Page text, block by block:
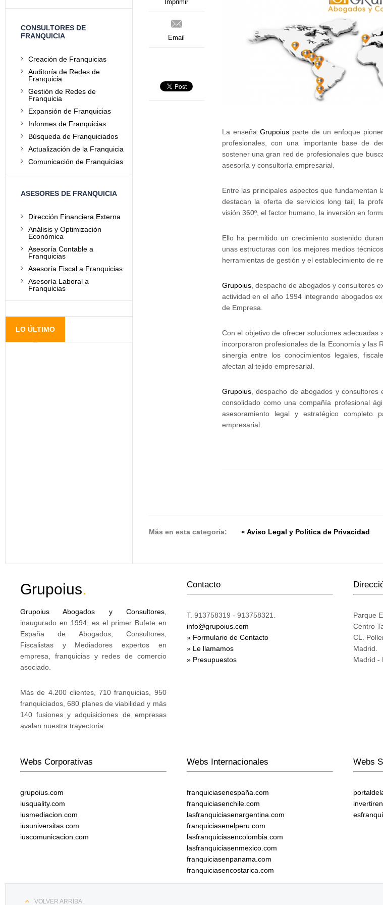
La enseña Grupoiusparte de un enfoque
profesionales, con una importante base de
sostener una gran red de profesionales que
asesoría y consultoría empresarial.
Entre las principales aspectos que fundamentan
destacan la oferta de servicios long tail, la
visión 360º, el factor humano, la inversión en
Ello ha permitido un crecimiento sostenido
unas estructuras con los mejores medios
herramientas de gestión y el establecimiento de
Grupoius, despacho de abogados y consultores
actividad en el año 1994 integrando abogados
de Empresa.
Con el objetivo de ofrecer soluciones
incorporaron profesionales de la Economía y las
sinergia entre los conocimientos legales,
afectan al tejido empresarial.
Grupoius, despacho de abogados y consultores
consolidado como una compañía profesional
asesoramiento legal y estratégico completo
empresarial.
Imprimir
Email
Más en esta categoría: « Aviso Legal y Política de Privacidad
CONSULTORES DE
FRANQUICIA
Creación de Franquicias
Auditoría de Redes de
Franquicia
Gestión de Redes de
Franquicia
Expansión de Franquicias
Informes de Franquicias
Búsqueda de Franquiciados
Actualización de la Franquicia
Comunicación de Franquicias
ASESORES DE FRANQUICIA
Dirección Financiera Externa
Análisis y Optimización
Económica
Asesoría Contable a
Franquicias
Asesoría Fiscal a Franquicias
Asesoría Laboral a
Franquicias
LO ÚLTIMO
Grupoius.
Grupoius Abogados y Consultores,
inaugurado en 1994, es el primer Bufete en
España de Abogados, Consultores,
Fiscalistas y Mediadores expertos en
empresa, franquicias y redes de comercio
asociado.
Más de 4.200 clientes, 710 franquicias, 950
franquiciados, 680 planes de viabilidad y más
140 fusiones y adquisiciones de empresas
avalan nuestra trayectoria.
Contacto
T. 913758319 - 913758321.
info@grupoius.com
» Formulario de Contacto
» Le llamamos
» Presupuestos
Parque
Centro
CL.
Madrid.
Madrid -
Webs Corporativas
grupoius.com
iusquality.com
iusmediacion.com
iusuniversitas.com
iuscomunicacion.com
Webs Internacionales
franquiciasenespaña.com
franquiciasenchile.com
lasfranquiciasenargentina.com
franquiciasenelperu.com
lasfranquiciasencolombia.com
lasfranquiciasenmexico.com
franquiciasenpanama.com
franquiciasencostarica.com
Webs
VOLVER ARRIBA